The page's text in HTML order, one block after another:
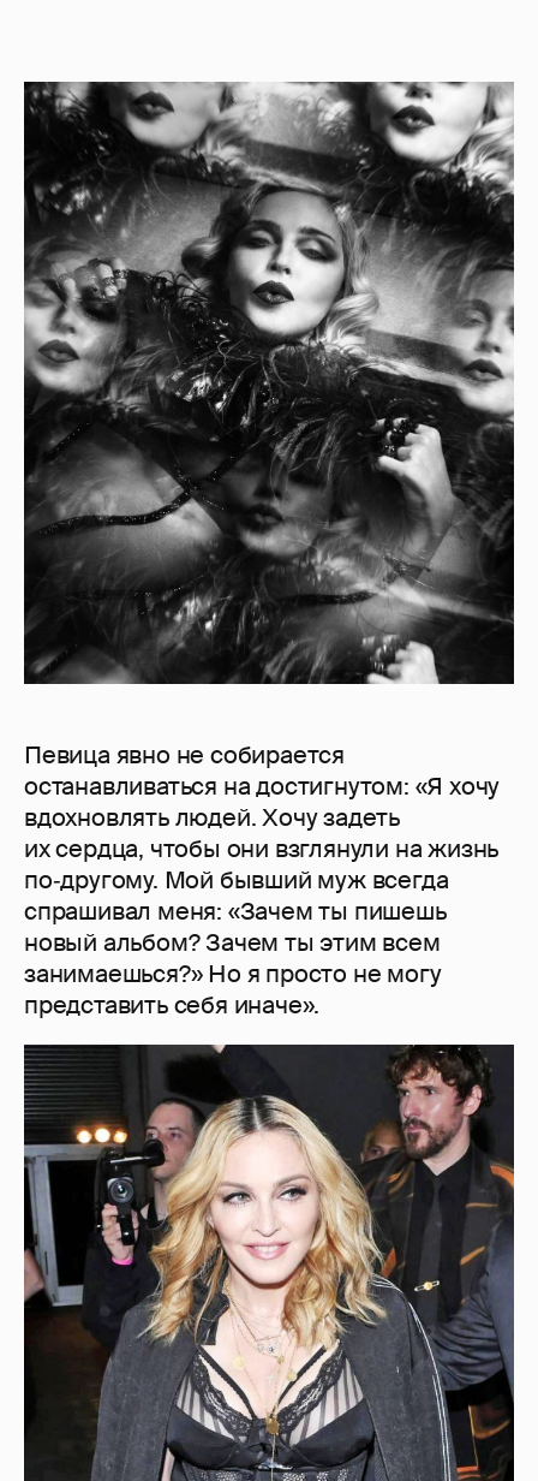
Певица явно не собирается
останавливаться на достигнутом: «Я хочу
вдохновлять людей. Хочу задеть
их сердца, чтобы они взглянули на жизнь
по‑другому. Мой бывший муж всегда
спрашивал меня: «Зачем ты пишешь
новый альбом? Зачем ты этим всем
занимаешься?» Но я просто не могу
представить себя иначе».